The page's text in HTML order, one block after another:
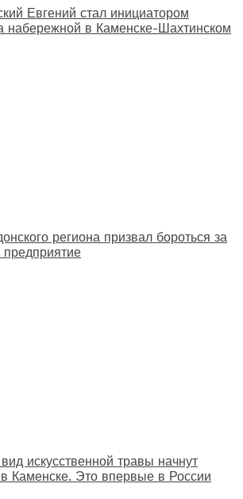
Евгений стал инициатором
набережной в Каменске-Шахтинском
региона призвал бороться за
предприятие
искусственной травы начнут
в Каменске. Это впервые в России